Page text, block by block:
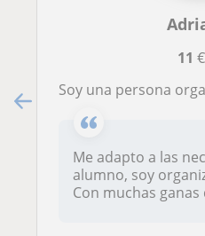
11
Soy una persona organizada y con ganas
Me adapto a las
alumno, soy
Con muchas ganas